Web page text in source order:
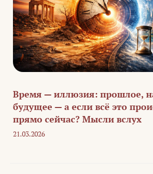
Время — иллюзия: прошлое,
будущее — а если всё это
прямо сейчас? Мысли вслух
21.03.2026